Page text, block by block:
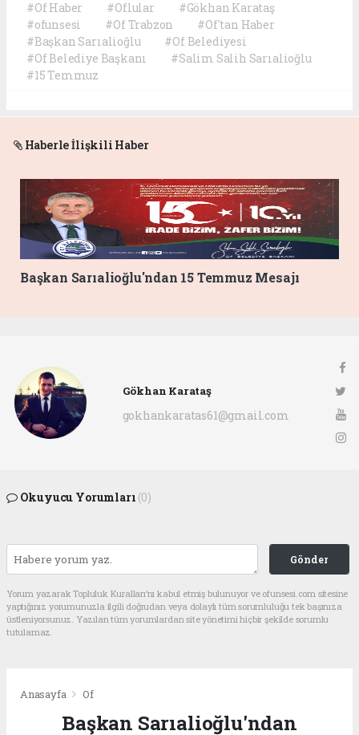
#Of Haber #Oflular
#Gökhan Karataş
#ofunsesi
#Of Trabzon
#Of'tan Haber
#Başkan Sarıalioğlu
#Of Belediyesi
#Of Belediye Başkanı
#Salim Salih Sarıalioğlu
#15 Temmuz
Haberle İlişkili Haber
Başkan Sarıalioğlu'ndan 15 Temmuz Mesajı
Gökhan Karataş
gokhankaratas61@gmail.com
Okuyucu Yorumları (0)
Gönder
Yorum yazarak Topluluk Kuralları’nı kabul etmiş bulunuyor ve ofunsesi.com sitesine
yaptığınız yorumunuzla ilgili doğrudan veya dolaylı tüm sorumluluğu tek başınıza
üstleniyorsunuz. Yazılan tüm yorumlardan site yönetimi hiçbir şekilde sorumlu
tutulamaz.
Anasayfa Of
Başkan Sarıalioğlu'ndan